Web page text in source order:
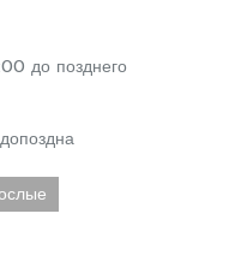
до позднего